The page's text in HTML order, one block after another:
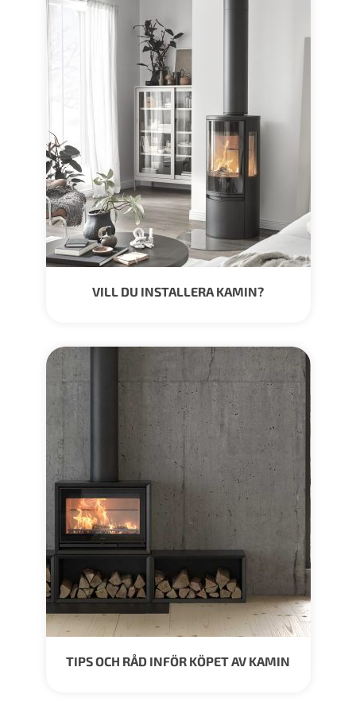
VILL DU INSTALLERA KAMIN?
TIPS OCH RÅD INFÖR KÖPET AV KAMIN